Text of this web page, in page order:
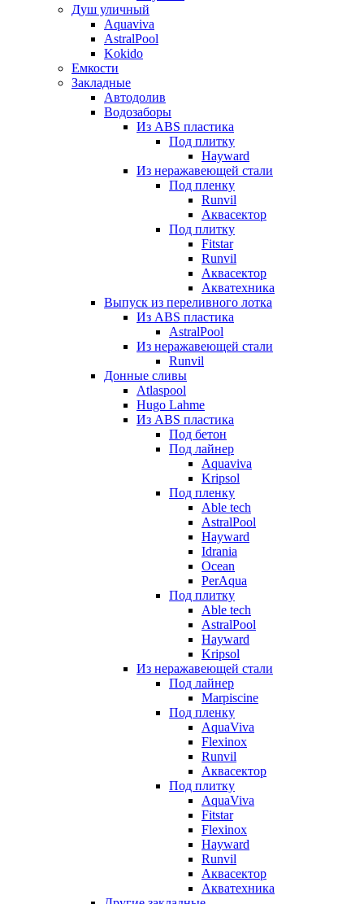
Душ уличный
Aquaviva
AstralPool
Kokido
Емкости
Закладные
Автодолив
Водозаборы
Из ABS пластика
Под плитку
Hayward
Из неражавеющей стали
Под пленку
Runvil
Аквасектор
Под плитку
Fitstar
Runvil
Аквасектор
Акватехника
Выпуск из переливного лотка
Из ABS пластика
AstralPool
Из неражавеющей стали
Runvil
Донные сливы
Atlaspool
Hugo Lahme
Из ABS пластика
Под бетон
Под лайнер
Aquaviva
Kripsol
Под пленку
Able tech
AstralPool
Hayward
Idrania
Ocean
PerAqua
Под плитку
Able tech
AstralPool
Hayward
Kripsol
Из неражавеющей стали
Под лайнер
Marpiscine
Под пленку
AquaViva
Flexinox
Runvil
Аквасектор
Под плитку
AquaViva
Fitstar
Flexinox
Hayward
Runvil
Аквасектор
Акватехника